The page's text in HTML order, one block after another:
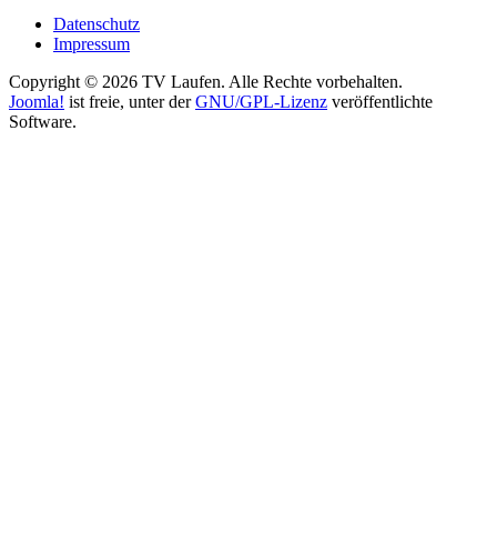
Datenschutz
Impressum
Copyright © 2026 TV Laufen. Alle Rechte vorbehalten.
Joomla! ist freie, unter derGNU/GPL-Lizenz veröffentlichte
Software.